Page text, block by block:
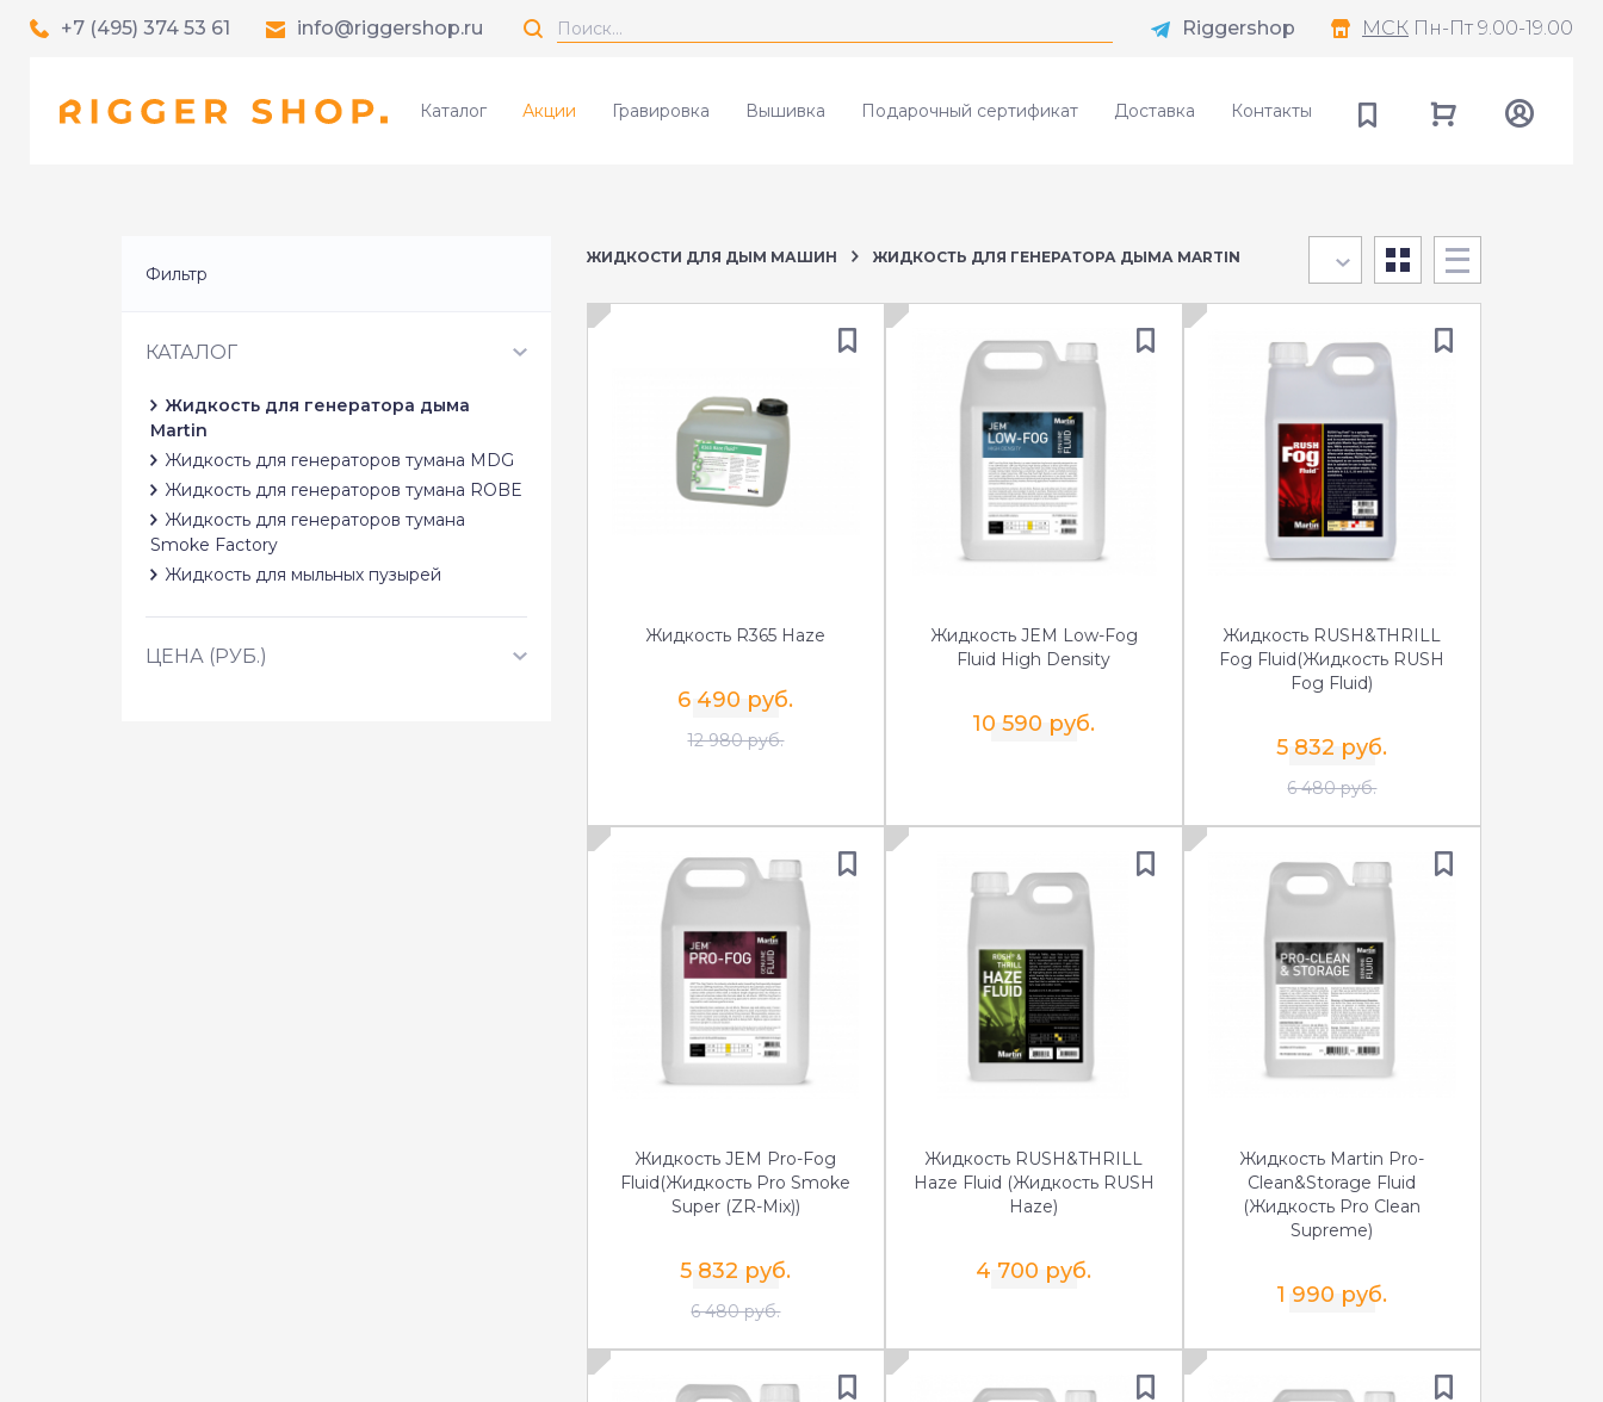
+7 (495) 374 53 61 info@riggershop.ru Riggershop МСК Пн-Пт 9.00-19.00
Каталог Акции Гравировка Вышивка Подарочный сертификат Доставка Контакты
Фильтр
КАТАЛОГ
Жидкость для генератора дыма
Martin
Жидкость для генераторов тумана MDG
Жидкость для генераторов тумана ROBE
Жидкость для генераторов тумана
Smoke Factory
Жидкость для мыльных пузырей
ЦЕНА (РУБ.)
ЖИДКОСТИ ДЛЯ ДЫМ МАШИН ЖИДКОСТЬ ДЛЯ ГЕНЕРАТОРА ДЫМА MARTIN
Жидкость R365 Haze
6 490 руб.
12 980 руб.
Жидкость JEM Low-Fog
Fluid High Density
10 590 руб.
Жидкость RUSH&THRILL
Fog Fluid(Жидкость RUSH
Fog Fluid)
5 832 руб.
6 480 руб.
Жидкость JEM Pro-Fog
Fluid(Жидкость Pro Smoke
Super (ZR-Mix))
5 832 руб.
6 480 руб.
Жидкость RUSH&THRILL
Haze Fluid (Жидкость RUSH
Haze)
4 700 руб.
Жидкость Martin Pro-
Clean&Storage Fluid
(Жидкость Pro Clean
Supreme)
1 990 руб.